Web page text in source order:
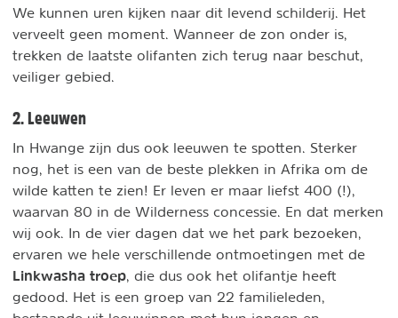
We kunnen uren kijken naar dit levend schilderij. Het
verveelt geen moment. Wanneer de zon onder is,
trekken de laatste olifanten zich terug naar beschut,
veiliger gebied.
2. Leeuwen
In Hwange zijn dus ook leeuwen te spotten. Sterker
nog, het is een van de beste plekken in Afrika om de
wilde katten te zien! Er leven er maar liefst 400 (!),
waarvan 80 in de Wilderness concessie. En dat merken
wij ook. In de vier dagen dat we het park bezoeken,
ervaren we hele verschillende ontmoetingen met de
Linkwasha troep, die dus ook het olifantje heeft
gedood. Het is een groep van 22 familieleden,